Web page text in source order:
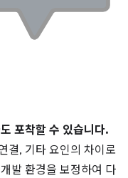
포착할 수 있습니다.
결, 기타 요인의 차이로
발 환경을 보정하여 다